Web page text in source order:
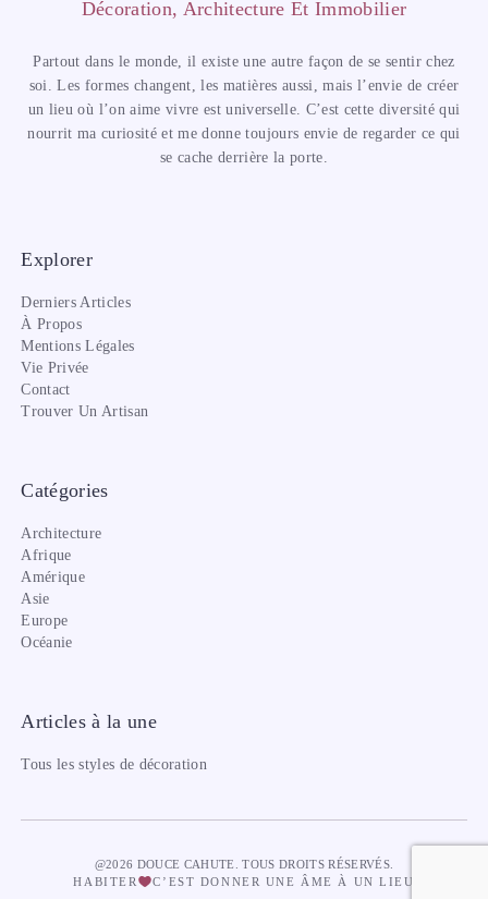
Décoration, Architecture Et Immobilier
Partout dans le monde, il existe une autre façon de se sentir chez
soi. Les formes changent, les matières aussi, mais l’envie de créer
un lieu où l’on aime vivre est universelle. C’est cette diversité qui
nourrit ma curiosité et me donne toujours envie de regarder ce qui
se cache derrière la porte.
Explorer
Derniers Articles
À Propos
Mentions Légales
Vie Privée
Contact
Trouver Un Artisan
Catégories
Architecture
Afrique
Amérique
Asie
Europe
Océanie
Articles à la une
Tous les styles de décoration
@2026 DOUCE CAHUTE. TOUS DROITS RÉSERVÉS.
HABITER
C’EST DONNER UNE ÂME À UN LIEU